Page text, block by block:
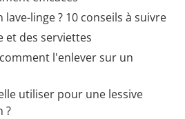
linge ? 10 conseils à suivre
et des serviettes
l'enlever sur un
utiliser pour une lessive
?